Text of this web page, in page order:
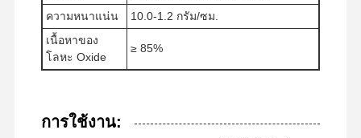
ขออ้าง
ไอรอนออกไซด์ ดีซัลฟูไรเซอร์
เมทาครีลอลอกซี่เอธิล ทรีเมธีลอะโมเนียมคลอริด
ความหนาแน่น
10.0-1.2 กรัม/ซม.
เนื้อหาของ
โลหะ Oxide
≥ 85%
การใช้งาน: